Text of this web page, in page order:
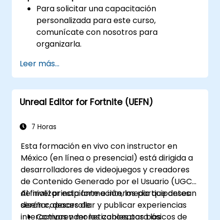
Para solicitar una capacitación
personalizada para este curso,
comunícate con nosotros para
organizarla.
Leer más...
Unreal Editor for Fortnite (UEFN)
7 Horas
Esta formación en vivo con instructor en
México (en línea o presencial) está dirigida a
desarrolladores de videojuegos y creadores
de Contenido Generado por el Usuario (UGC)
de nivel principiante e intermedio que desean
diseñar, desarrollar y publicar experiencias
interactivas y monetizables para los
Al finalizar esta formación, los participantes
serán capaces de:
Comprender los conceptos básicos de